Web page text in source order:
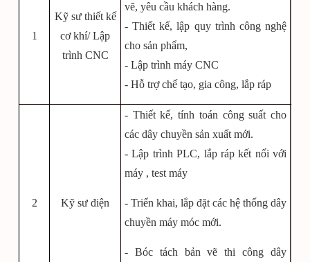
1
Kỹ sư thiết kế
cơ khí/ Lập
trình CNC
vẽ, yêu cầu khách hàng.
- Thiết kế, lập quy trình công nghệ
cho sản phẩm,
- Lập trình máy CNC
- Hỗ trợ chế tạo, gia công, lắp ráp
2 Kỹ sư điện
- Thiết kế, tính toán công suất cho
các dây chuyền sản xuất mới.
- Lập trình PLC, lắp ráp kết nối với
máy , test máy
- Triển khai, lắp đặt các hệ thống dây
chuyền máy móc mới.
- Bóc tách bản vẽ thi công dây